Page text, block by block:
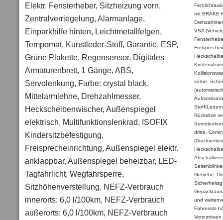
Elektr. Fensterheber, Sitzheizung vorn,
Zentralverriegelung, Alarmanlage,
Einparkhilfe hinten, Leichtmetallfelgen,
Tempomat, Kunstleder-Stoff, Garantie, ESP,
Grüne Plakette, Regensensor, Digitales
Armaturenbrett, 1 Gänge, ABS,
Servolenkung, Farbe: crystal black,
Mittelarmlehne, Drehzahlmesser,
Heckscheibenwischer, Außenspiegel
elektrisch, Multifunktionslenkrad, ISOFIX
Kindersitzbefestigung,
Freisprecheinrichtung, Außenspiegel elektr.
anklappbar, Außenspiegel beheizbar, LED-
Tagfahrlicht, Wegfahrsperre,
Sitzhöhenverstellung, NEFZ-Verbrauch
innerorts: 6,0 l/100km, NEFZ-Verbrauch
außerorts: 6,0 l/100km, NEFZ-Verbrauch
mit BRAKE
VSA
vorne,
Stoff/
Rücksitze
dritte,
Getriebe:
und
Fahrersitz